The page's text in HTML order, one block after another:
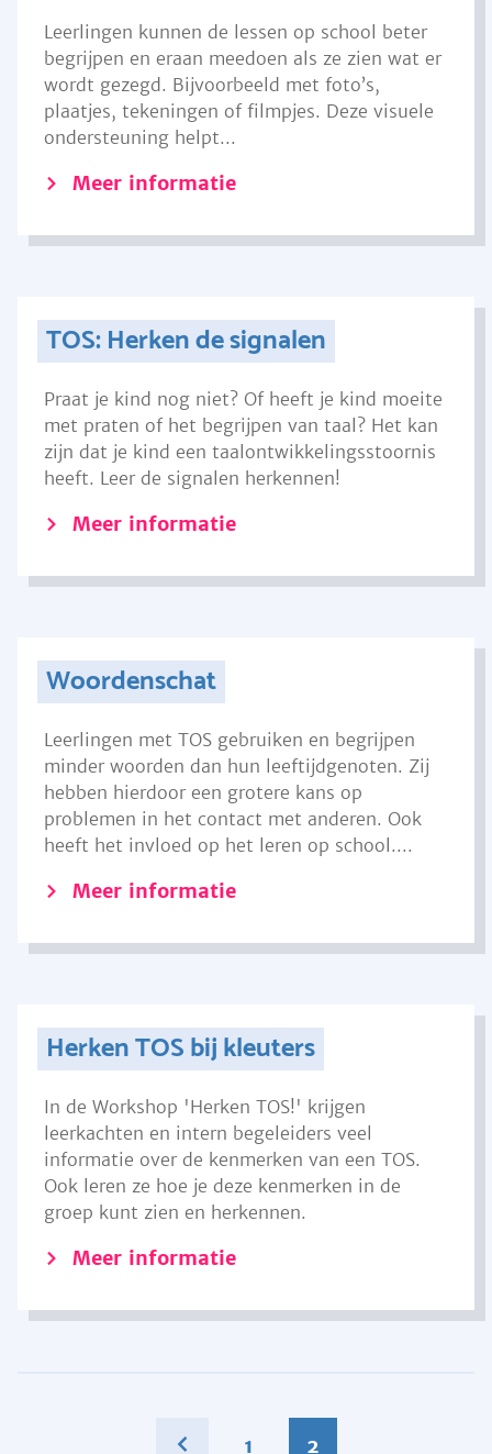
Leerlingen kunnen de lessen op school beter
begrijpen en eraan meedoen als ze zien wat er
wordt gezegd. Bijvoorbeeld met foto’s,
plaatjes, tekeningen of filmpjes. Deze visuele
ondersteuning helpt...
Meer informatie
TOS: Herken de signalen
Praat je kind nog niet? Of heeft je kind moeite
met praten of het begrijpen van taal? Het kan
zijn dat je kind een taalontwikkelingsstoornis
heeft. Leer de signalen herkennen!
Meer informatie
Woordenschat
Leerlingen met TOS gebruiken en begrijpen
minder woorden dan hun leeftijdgenoten. Zij
hebben hierdoor een grotere kans op
problemen in het contact met anderen. Ook
heeft het invloed op het leren op school....
Meer informatie
Herken TOS bij kleuters
In de Workshop 'Herken TOS!' krijgen
leerkachten en intern begeleiders veel
informatie over de kenmerken van een TOS.
Ook leren ze hoe je deze kenmerken in de
groep kunt zien en herkennen.
Meer informatie
1 2